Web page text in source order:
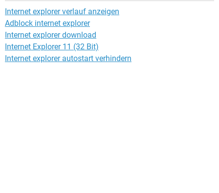
Internet explorer verlauf anzeigen
Adblock internet explorer
Internet explorer download
Internet Explorer 11 (32 Bit)
Internet explorer autostart verhindern